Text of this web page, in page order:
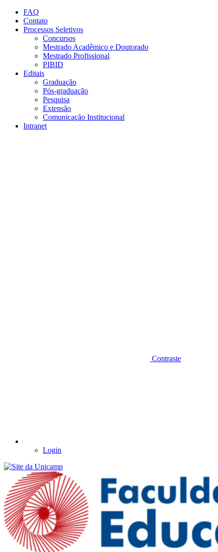
Conteúdo principal
FAQ
Contato
Processos Seletivos
Concursos
Mestrado Acadêmico e Doutorado
Mestrado Profissional
PIBID
Editais
Graduação
Pós-graduação
Pesquisa
Extensão
Comunicação Institucional
Intranet
Contraste
Login